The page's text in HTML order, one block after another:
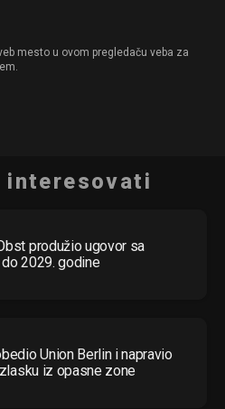
mesto u ovom pregledaču veba za
interesovati
produžio ugovor sa
do 2029. godine
Union Berlin i napravio
iz opasne zone